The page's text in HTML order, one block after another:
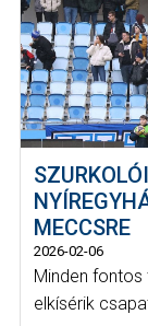
MECCSRE
2026-02-06
Minden fontos
elkísérik